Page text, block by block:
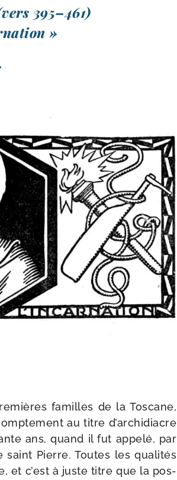
395–461)
»
familles de la Toscane,
au titre d’ar­chi­diacre
ans, quand il fut appe­lé, par
Pierre. Toutes les qua­li­tés
et c’est à juste titre que la pos­